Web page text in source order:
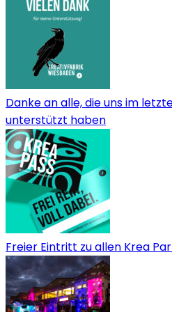
Danke an alle, die uns im
unterstützt haben
Freier Eintritt zu allen Krea